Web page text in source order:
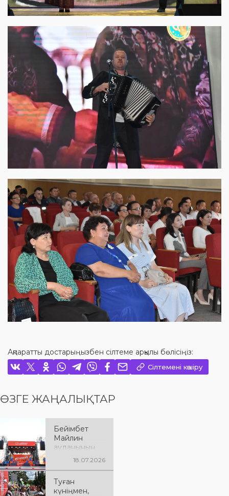
Ақпаратты достарыңызбен сілтеме арқылы бөлісіңіз:
Сілтемені көшіру
ӨЗГЕ ЖАҢАЛЫҚТАР
Бейімбет
Майлин
ауданының
90 жылдық
күндік
мерекелік іс-
18.07.2026
Туған
күніңмен,